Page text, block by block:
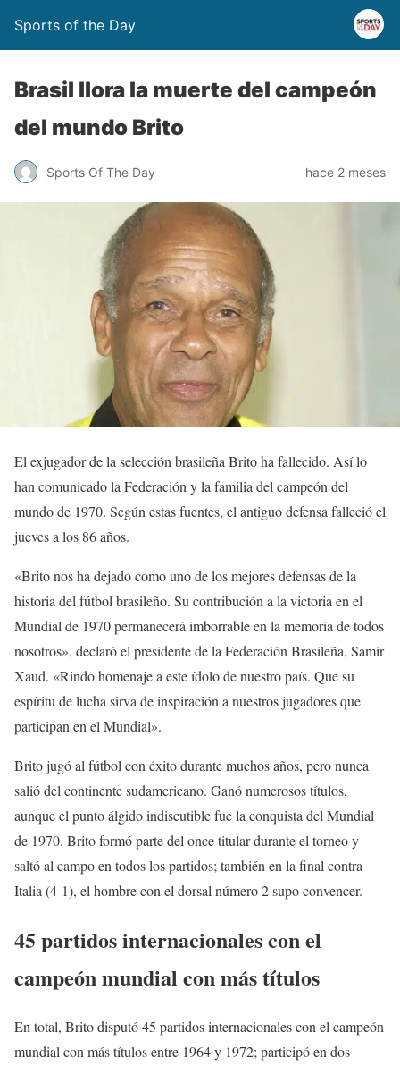
Sports of the Day
Brasil llora la muerte del campeón
del mundo Brito
Sports Of The Day hace 2 meses
El exjugador de la selección brasileña Brito ha fallecido. Así lo
han comunicado la Federación y la familia del campeón del
mundo de 1970. Según estas fuentes, el antiguo defensa falleció el
jueves a los 86 años.
«Brito nos ha dejado como uno de los mejores defensas de la
historia del fútbol brasileño. Su contribución a la victoria en el
Mundial de 1970 permanecerá imborrable en la memoria de todos
nosotros», declaró el presidente de la Federación Brasileña, Samir
Xaud. «Rindo homenaje a este ídolo de nuestro país. Que su
espíritu de lucha sirva de inspiración a nuestros jugadores que
participan en el Mundial».
Brito jugó al fútbol con éxito durante muchos años, pero nunca
salió del continente sudamericano. Ganó numerosos títulos,
aunque el punto álgido indiscutible fue la conquista del Mundial
de 1970. Brito formó parte del once titular durante el torneo y
saltó al campo en todos los partidos; también en la final contra
Italia (4-1), el hombre con el dorsal número 2 supo convencer.
45 partidos internacionales con el
campeón mundial con más títulos
En total, Brito disputó 45 partidos internacionales con el campeón
mundial con más títulos entre 1964 y 1972; participó en dos